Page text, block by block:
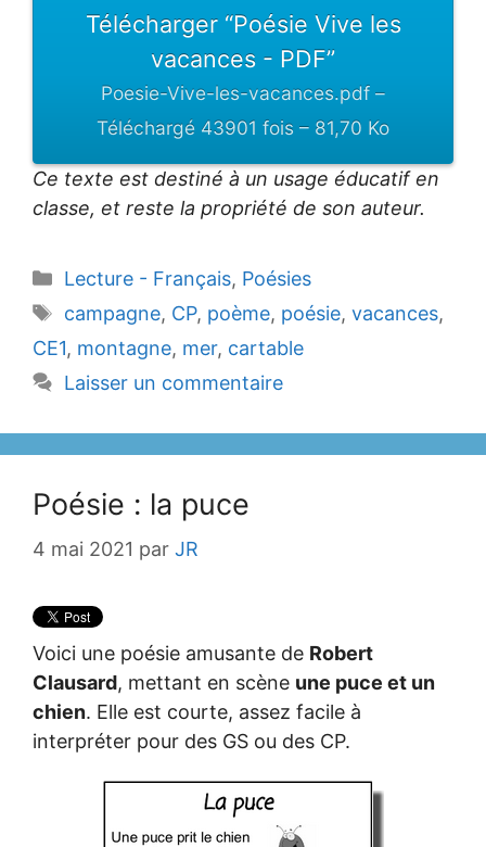
Télécharger “Poésie Vive les
vacances - PDF”
Poesie-Vive-les-vacances.pdf –
Téléchargé 43901 fois – 81,70 Ko
Ce texte est destiné à un usage éducatif en
classe, et reste la propriété de son auteur.
Catégories
Lecture - Français, Poésies
Étiquettes
campagne, CP, poème, poésie, vacances,
CE1, montagne, mer, cartable
Laisser un commentaire
Poésie : la puce
4 mai 2021 par JR
Voici une poésie amusante de Robert
Clausard, mettant en scène une puce et un
chien. Elle est courte, assez facile à
interpréter pour des GS ou des CP.